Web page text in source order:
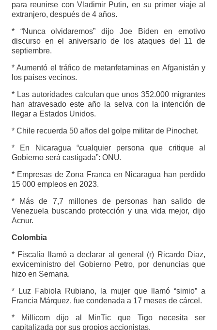
para reunirse con Vladimir Putin, en su primer viaje al
extranjero, después de 4 años.
* “Nunca olvidaremos” dijo Joe Biden en emotivo
discurso en el aniversario de los ataques del 11 de
septiembre.
* Aumentó el tráfico de metanfetaminas en Afganistán y
los países vecinos.
* Las autoridades calculan que unos 352.000 migrantes
han atravesado este año la selva con la intención de
llegar a Estados Unidos.
* Chile recuerda 50 años del golpe militar de Pinochet.
* En Nicaragua “cualquier persona que critique al
Gobierno será castigada”: ONU.
* Empresas de Zona Franca en Nicaragua han perdido
15 000 empleos en 2023.
* Más de 7,7 millones de personas han salido de
Venezuela buscando protección y una vida mejor, dijo
Acnur.
Colombia
* Fiscalía llamó a declarar al general (r) Ricardo Diaz,
exviceministro del Gobierno Petro, por denuncias que
hizo en Semana.
* Luz Fabiola Rubiano, la mujer que llamó “simio” a
Francia Márquez, fue condenada a 17 meses de cárcel.
* Millicom dijo al MinTic que Tigo necesita ser
capitalizada por sus propios accionistas.